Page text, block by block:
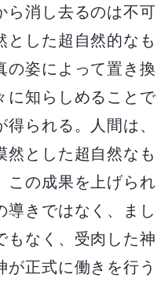
ら消し去るのは不可
とした超自然的なも
の姿によって置き換
に知らしめることで
られる。人間は、
然とした超自然なも
この成果を上げられ
導きではなく、まし
もなく、受肉した神
が正式に働きを行う